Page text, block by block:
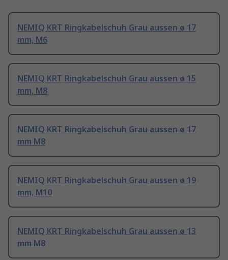
NEMIQ KRT Ringkabelschuh Grau aussen ø 17
mm, M6
NEMIQ KRT Ringkabelschuh Grau aussen ø 15
mm, M8
NEMIQ KRT Ringkabelschuh Grau aussen ø 17
mm M8
NEMIQ KRT Ringkabelschuh Grau aussen ø 19
mm, M10
NEMIQ KRT Ringkabelschuh Grau aussen ø 13
mm M8